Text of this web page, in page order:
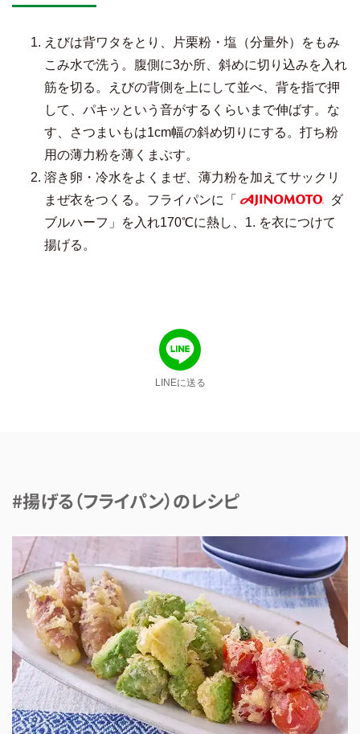
えびは背ワタをとり、片栗粉・塩（分量外）をもみ
こみ水で洗う。腹側に3か所、斜めに切り込みを入れ
筋を切る。えびの背側を上にして並べ、背を指で押
して、パキッという音がするくらいまで伸ばす。な
す、さつまいもは1cm幅の斜め切りにする。打ち粉
用の薄力粉を薄くまぶす。
溶き卵・冷水をよくまぜ、薄力粉を加えてサックリ
まぜ衣をつくる。フライパンに「
AJINOMOTO
ダ
ブルハーフ」を入れ170℃に熱し、1. を衣につけて
揚げる。
LINEに送る
#揚げる（フライパン）のレシピ